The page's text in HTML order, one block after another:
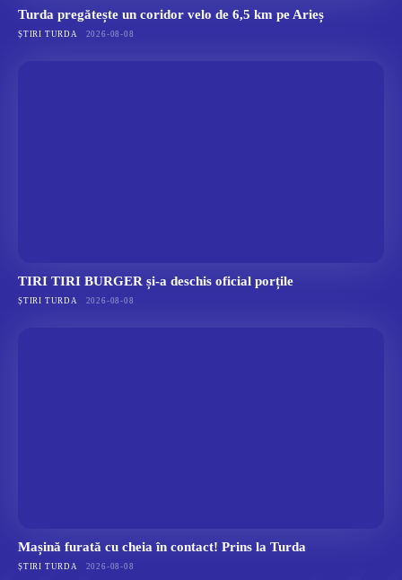
Turda pregătește un coridor velo de 6,5 km pe Arieș
ȘTIRI TURDA 2026-08-08
TIRI TIRI BURGER și-a deschis oficial porțile
ȘTIRI TURDA 2026-08-08
Mașină furată cu cheia în contact! Prins la Turda
ȘTIRI TURDA 2026-08-08